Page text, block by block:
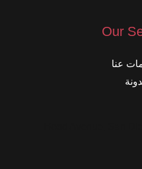
Our
عنا